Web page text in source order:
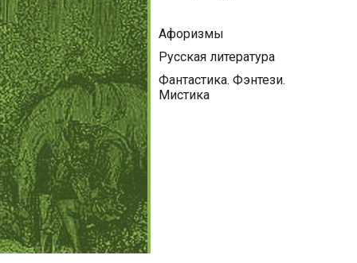
Афоризмы
Русская литература
Фантастика. Фэнтези.
Мистика